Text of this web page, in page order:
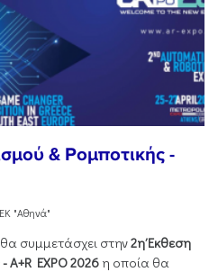
& Ρομποτικής -
ΕΚ "Αθηνά"
θα συμμετάσχει στην2η Έκθεση
Α+R EXPO 2026 η οποία θα